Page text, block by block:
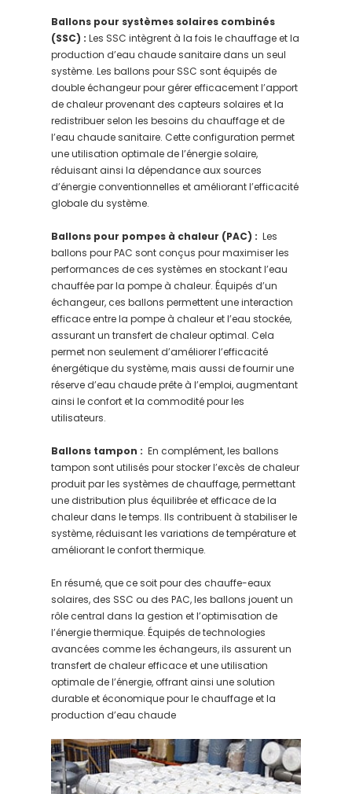
Ballons pour systèmes solaires combinés
(SSC) : Les SSC intègrent à la fois le chauffage et la
production d’eau chaude sanitaire dans un seul
système. Les ballons pour SSC sont équipés de
double échangeur pour gérer efficacement l’apport
de chaleur provenant des capteurs solaires et la
redistribuer selon les besoins du chauffage et de
l’eau chaude sanitaire. Cette configuration permet
une utilisation optimale de l’énergie solaire,
réduisant ainsi la dépendance aux sources
d’énergie conventionnelles et améliorant l’efficacité
globale du système.
Ballons pour pompes à chaleur (PAC) : Les
ballons pour PAC sont conçus pour maximiser les
performances de ces systèmes en stockant l’eau
chauffée par la pompe à chaleur. Équipés d’un
échangeur, ces ballons permettent une interaction
efficace entre la pompe à chaleur et l’eau stockée,
assurant un transfert de chaleur optimal. Cela
permet non seulement d’améliorer l’efficacité
énergétique du système, mais aussi de fournir une
réserve d’eau chaude prête à l’emploi, augmentant
ainsi le confort et la commodité pour les
utilisateurs.
Ballons tampon : En complément, les ballons
tampon sont utilisés pour stocker l’excès de chaleur
produit par les systèmes de chauffage, permettant
une distribution plus équilibrée et efficace de la
chaleur dans le temps. Ils contribuent à stabiliser le
système, réduisant les variations de température et
améliorant le confort thermique.
En résumé, que ce soit pour des chauffe-eaux
solaires, des SSC ou des PAC, les ballons jouent un
rôle central dans la gestion et l’optimisation de
l’énergie thermique. Équipés de technologies
avancées comme les échangeurs, ils assurent un
transfert de chaleur efficace et une utilisation
optimale de l’énergie, offrant ainsi une solution
durable et économique pour le chauffage et la
production d’eau chaude